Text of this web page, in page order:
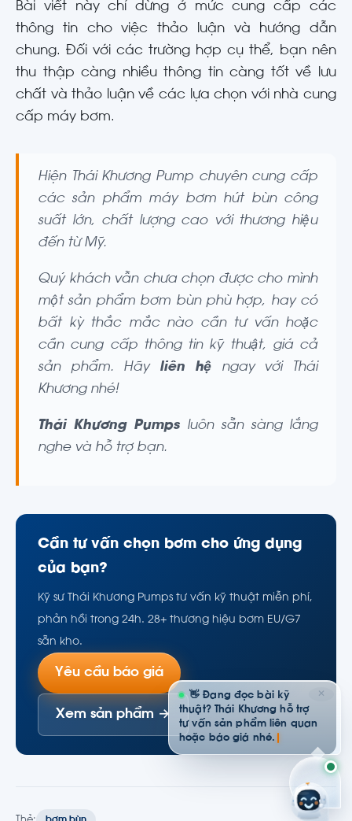
Bài viết này chỉ dừng ở mức cung cấp các
thông tin cho việc thảo luận và hướng dẫn
chung. Đối với các trường hợp cụ thể, bạn nên
thu thập càng nhiều thông tin càng tốt về lưu
chất và thảo luận về các lựa chọn với nhà cung
cấp máy bơm.
Hiện Thái Khương Pump chuyên cung cấp
các sản phẩm máy bơm hút bùn công
suất lớn, chất lượng cao với thương hiệu
đến từ Mỹ.
Quý khách vẫn chưa chọn được cho mình
một sản phẩm bơm bùn phù hợp, hay có
bất kỳ thắc mắc nào cần tư vấn hoặc
cần cung cấp thông tin kỹ thuật, giá cả
sản phẩm. Hãy liên hệngay với Thái
Khương nhé!
Thái Khương Pumpsluôn sẵn sàng lắng
nghe và hỗ trợ bạn.
Cần tư vấn chọn bơm cho ứng dụng
của bạn?
Kỹ sư Thái Khương Pumps tư vấn kỹ thuật miễn phí,
phản hồi trong 24h. 28+ thương hiệu bơm EU/G7
sẵn kho.
Yêu cầu báo giá
Xem sản phẩm →
✕
👋 Đang đọc bài kỹ
thuật? Thái Khương hỗ trợ
tư vấn sản phẩm liên quan
hoặc báo giá nhé.